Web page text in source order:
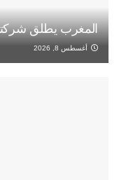
المغرب يطلق
أغسطس 8, 2026